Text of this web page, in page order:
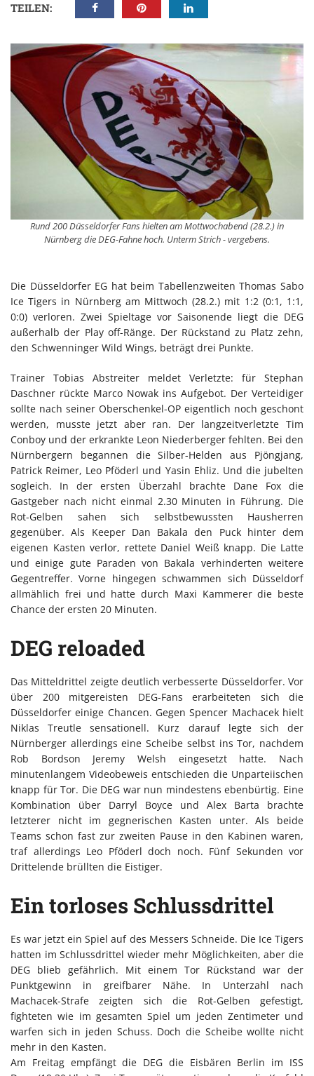
TEILEN:
Rund 200 Düsseldorfer Fans hielten am Mottwochabend (28.2.) in
Nürnberg die DEG-Fahne hoch. Unterm Strich - vergebens.
Die Düsseldorfer EG hat beim Tabellenzweiten Thomas Sabo
Ice Tigers in Nürnberg am Mittwoch (28.2.) mit 1:2 (0:1, 1:1,
0:0) verloren. Zwei Spieltage vor Saisonende liegt die DEG
außerhalb der Play off-Ränge. Der Rückstand zu Platz zehn,
den Schwenninger Wild Wings, beträgt drei Punkte.
Trainer Tobias Abstreiter meldet Verletzte: für Stephan
Daschner rückte Marco Nowak ins Aufgebot. Der Verteidiger
sollte nach seiner Oberschenkel-OP eigentlich noch geschont
werden, musste jetzt aber ran. Der langzeitverletzte Tim
Conboy und der erkrankte Leon Niederberger fehlten. Bei den
Nürnbergern begannen die Silber-Helden aus Pjöngjang,
Patrick Reimer, Leo Pföderl und Yasin Ehliz. Und die jubelten
sogleich. In der ersten Überzahl brachte Dane Fox die
Gastgeber nach nicht einmal 2.30 Minuten in Führung. Die
Rot-Gelben sahen sich selbstbewussten Hausherren
gegenüber. Als Keeper Dan Bakala den Puck hinter dem
eigenen Kasten verlor, rettete Daniel Weiß knapp. Die Latte
und einige gute Paraden von Bakala verhinderten weitere
Gegentreffer. Vorne hingegen schwammen sich Düsseldorf
allmählich frei und hatte durch Maxi Kammerer die beste
Chance der ersten 20 Minuten.
DEG reloaded
Das Mitteldrittel zeigte deutlich verbesserte Düsseldorfer. Vor
über 200 mitgereisten DEG-Fans erarbeiteten sich die
Düsseldorfer einige Chancen. Gegen Spencer Machacek hielt
Niklas Treutle sensationell. Kurz darauf legte sich der
Nürnberger allerdings eine Scheibe selbst ins Tor, nachdem
Rob Bordson Jeremy Welsh eingesetzt hatte. Nach
minutenlangem Videobeweis entschieden die Unparteiischen
knapp für Tor. Die DEG war nun mindestens ebenbürtig. Eine
Kombination über Darryl Boyce und Alex Barta brachte
letzterer nicht im gegnerischen Kasten unter. Als beide
Teams schon fast zur zweiten Pause in den Kabinen waren,
traf allerdings Leo Pföderl doch noch. Fünf Sekunden vor
Drittelende brüllten die Eistiger.
Ein torloses Schlussdrittel
Es war jetzt ein Spiel auf des Messers Schneide. Die Ice Tigers
hatten im Schlussdrittel wieder mehr Möglichkeiten, aber die
DEG blieb gefährlich. Mit einem Tor Rückstand war der
Punktgewinn in greifbarer Nähe. In Unterzahl nach
Machacek-Strafe zeigten sich die Rot-Gelben gefestigt,
fighteten wie im gesamten Spiel um jeden Zentimeter und
warfen sich in jeden Schuss. Doch die Scheibe wollte nicht
mehr in den Kasten.
Am Freitag empfängt die DEG die Eisbären Berlin im ISS